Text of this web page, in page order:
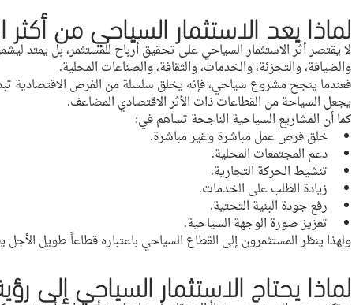
لماذا يعد الاستثمار السياحي من
لا يقتصر أثر الاستثمار السياحي على تحقيق أرباح للمستثمر، بل يمتد
والضيافة، والتجزئة، والخدمات، والثقافة، والصناعات المحلية.
فعندما ينجح مشروع سياحي، فإنه يخلق سلسلة من الفرص الاقتصادية
يجعل السياحة من القطاعات ذات الأثر الاقتصادي المضاعف.
كما أن المشاريع السياحية الناجحة تساهم في:
خلق فرص عمل مباشرة وغير مباشرة.
دعم المجتمعات المحلية.
تنشيط الحركة التجارية.
زيادة الطلب على الخدمات.
رفع جودة البنية التحتية.
تعزيز صورة الوجهة السياحية.
ولهذا ينظر المستثمرون إلى القطاع السياحي باعتباره قطاعاً طويل الأجل
لماذا يحتاج الاستثمار السياحي إلى